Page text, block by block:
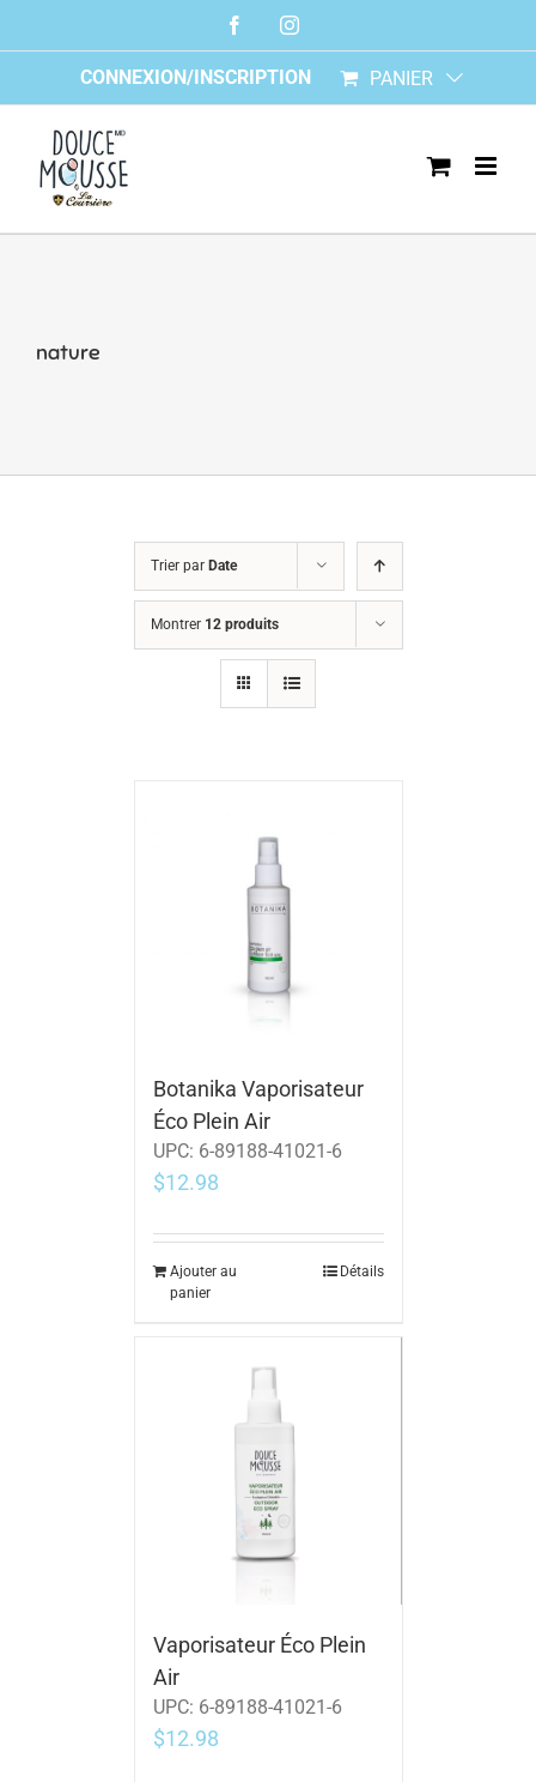
FacebookInstagram
CONNEXION/INSCRIPTION PANIER
nature
Trier par Date
Montrer 12 produits
Botanika Vaporisateur
Éco Plein Air
UPC: 6-89188-41021-6
$12.98
Ajouter au
panier
Détails
Vaporisateur Éco Plein
Air
UPC: 6-89188-41021-6
$12.98